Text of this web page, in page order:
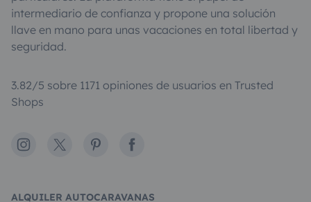
intermediario de confianza y propone una solución
llave en mano para unas vacaciones en total libertad y
seguridad.
3.82/5 sobre 1171 opiniones de usuarios en Trusted
Shops
Instagram
X PinterestFacebook
ALQUILER AUTOCARAVANAS